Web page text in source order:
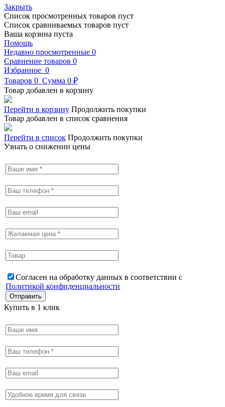
Закрыть
Список просмотренных товаров пуст
Список сравниваемых товаров пуст
Ваша корзина пуста
Помощь
Недавно просмотренные 0
Сравнение товаров 0
Избранное 0
Товаров 0 Сумма 0 ₽
Товар добавлен в корзину
Перейти в корзину Продолжить покупки
Товар добавлен в список сравнения
Перейти в список Продолжить покупки
Узнать о снижении цены
Согласен на обработку данных в соответствии с
Политикой конфиденциальности
Купить в 1 клик